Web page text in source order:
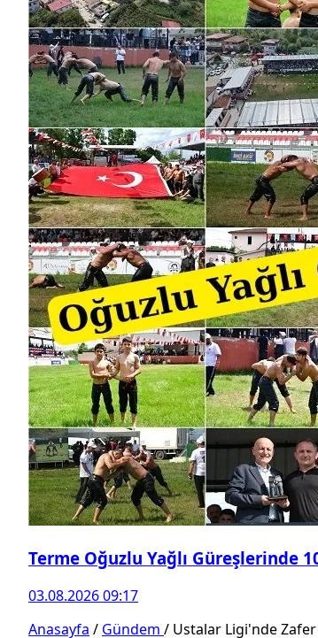
Terme Oğuzlu Yağlı Güreşlerinde
03.08.2026 09:17
Anasayfa / Gündem / Ustalar Ligi'nde